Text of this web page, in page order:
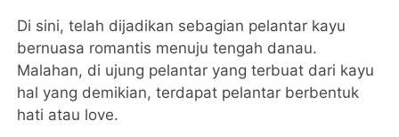
Di sini, telah dijadikan sebagian pelantar kayu
bernuasa romantis menuju tengah danau.
Malahan, di ujung pelantar yang terbuat dari kayu
hal yang demikian, terdapat pelantar berbentuk
hati atau love.